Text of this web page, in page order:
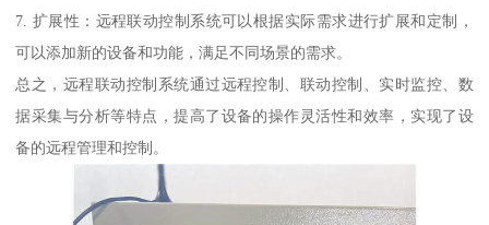
7. 扩展性：远程联动控制系统可以根据实际需求进行扩展和定制，
可以添加新的设备和功能，满足不同场景的需求。
总之，远程联动控制系统通过远程控制、联动控制、实时监控、数
据采集与分析等特点，提高了设备的操作灵活性和效率，实现了设
备的远程管理和控制。